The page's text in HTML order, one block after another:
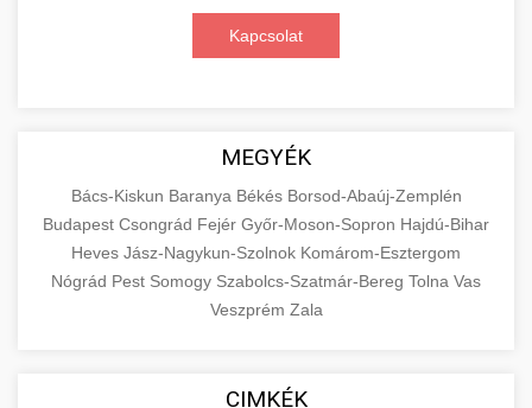
Kapcsolat
MEGYÉK
Bács-Kiskun Baranya Békés Borsod-Abaúj-Zemplén
Budapest Csongrád Fejér Győr-Moson-Sopron Hajdú-Bihar
Heves Jász-Nagykun-Szolnok Komárom-Esztergom
Nógrád Pest Somogy Szabolcs-Szatmár-Bereg Tolna Vas
Veszprém Zala
CIMKÉK